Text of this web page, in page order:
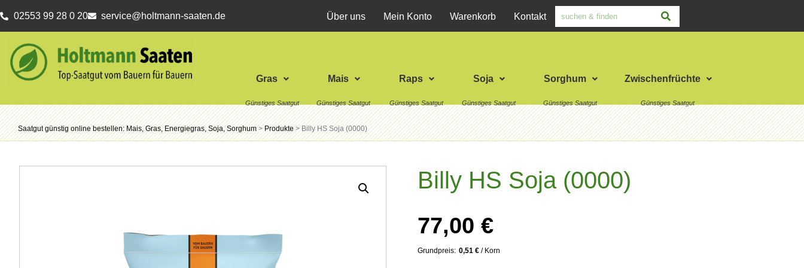
02553 99 28 0 20 service@holtmann-saaten.de Über uns Mein Konto Warenkorb Kontakt
Gras Mais Raps Soja Sorghum Zwischenfrüchte
Saatgut günstig online bestellen: Mais, Gras, Energiegras, Soja, Sorghum>Produkte>Billy HS Soja (0000)
Billy HS Soja (0000)
77,00 €
0,51 €/ Korn